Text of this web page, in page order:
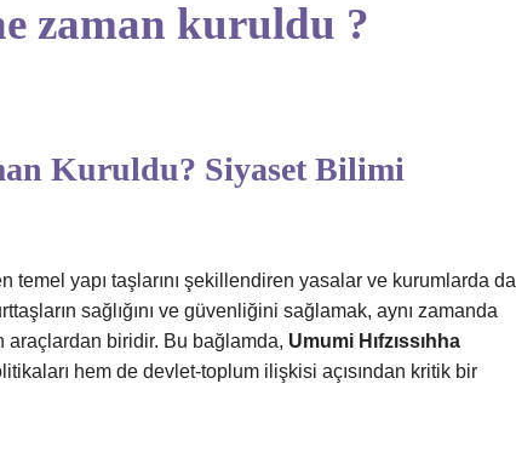
zaman kuruldu ?
Kuruldu? Siyaset Bilimi
yapı taşlarını şekillendiren yasalar ve kurumlarda da
sağlığını ve güvenliğini sağlamak, aynı zamanda
araçlardan biridir. Bu bağlamda, Umumi Hıfzıssıhha
hem de devlet-toplum ilişkisi açısından kritik bir